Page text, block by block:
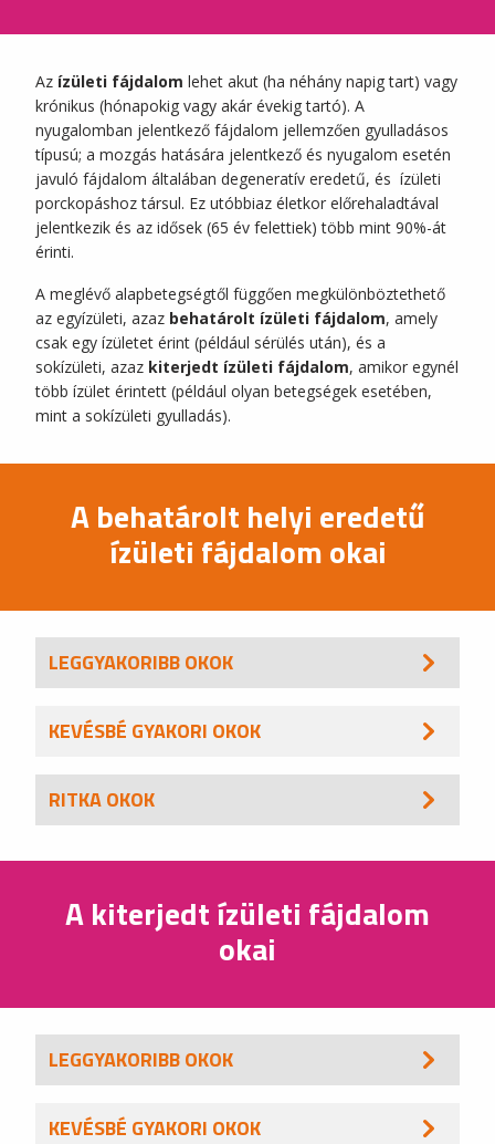
Az ízületi fájdalom lehet akut (ha néhány napig tart) vagy
krónikus (hónapokig vagy akár évekig tartó). A
nyugalomban jelentkező fájdalom jellemzően gyulladásos
típusú; a mozgás hatására jelentkező és nyugalom esetén
javuló fájdalom általában degeneratív eredetű, és ízületi
porckopáshoz társul. Ez utóbbiaz életkor előrehaladtával
jelentkezik és az idősek (65 év felettiek) több mint 90%-át
érinti.
A meglévő alapbetegségtől függően megkülönböztethető
az egyízületi, azaz behatárolt ízületi fájdalom, amely
csak egy ízületet érint (például sérülés után), és a
sokízületi, azaz kiterjedt ízületi fájdalom, amikor egynél
több ízület érintett (például olyan betegségek esetében,
mint a sokízületi gyulladás).
A behatárolt helyi eredetű
ízületi fájdalom okai
LEGGYAKORIBB OKOK
KEVÉSBÉ GYAKORI OKOK
RITKA OKOK
A kiterjedt ízületi fájdalom
okai
LEGGYAKORIBB OKOK
KEVÉSBÉ GYAKORI OKOK